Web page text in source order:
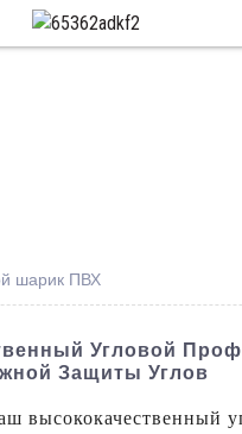
шарик ПВХ
Угловой
Защиты Углов
высококачественный